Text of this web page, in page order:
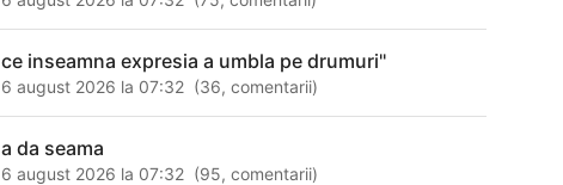
ce inseamna expresia a umbla pe drumuri''
6 august 2026 la 07:32 (36,comentarii)
a da seama
6 august 2026 la 07:32 (95,comentarii)